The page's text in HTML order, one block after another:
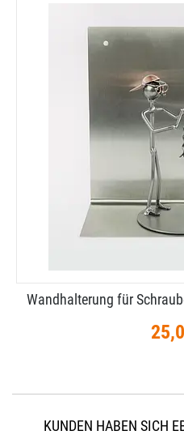
Wandhalterung für
KUNDEN HABEN SICH